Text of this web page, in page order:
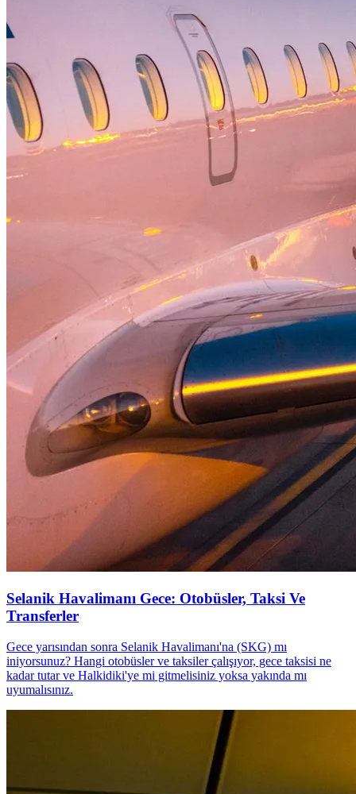
Selanik Havalimanı Gece: Otobüsler, Taksi Ve
Transferler
Gece yarısından sonra Selanik Havalimanı'na (SKG) mı
iniyorsunuz? Hangi otobüsler ve taksiler çalışıyor, gece taksisi ne
kadar tutar ve Halkidiki'ye mi gitmelisiniz yoksa yakında mı
uyumalısınız.